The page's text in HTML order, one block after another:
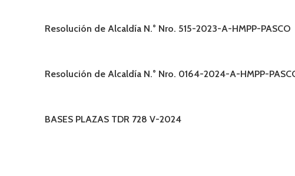
Resolución de Alcaldía N.° Nro. 515-2023-A-HMPP-PASCO
Resolución de Alcaldía N.° Nro. 0164-2024-A-HMPP-
BASES PLAZAS TDR 728 V-2024